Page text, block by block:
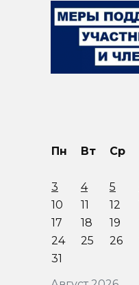
Пн Вт Ср
3
4 5
10
11 12
17
18 19
24
25 26
31